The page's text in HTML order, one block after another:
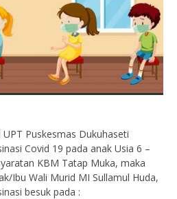
Puskesmas Dukuhaseti
Covid 19 pada anak Usia 6 –
KBM Tatap Muka, maka
Ibu Wali Murid MI Sullamul Huda,
besuk pada :